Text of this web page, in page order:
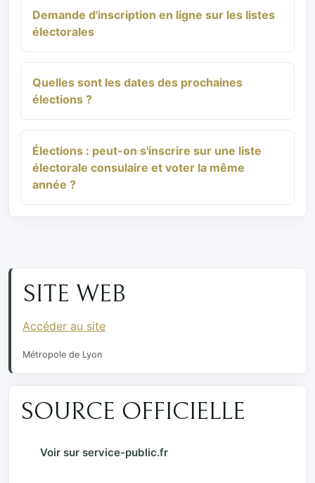
Demande d'inscription en ligne sur les listes
électorales
Quelles sont les dates des prochaines
élections ?
Élections : peut-on s'inscrire sur une liste
électorale consulaire et voter la même
année ?
SITE WEB
Accéder au site
Métropole de Lyon
SOURCE OFFICIELLE
Voir sur service-public.fr